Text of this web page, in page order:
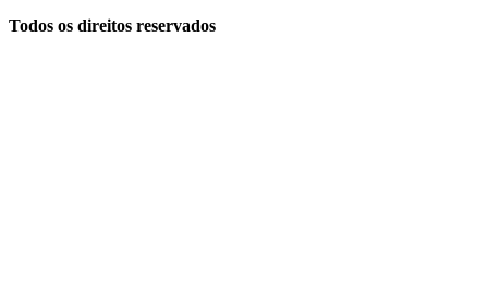
Todos os direitos reservados